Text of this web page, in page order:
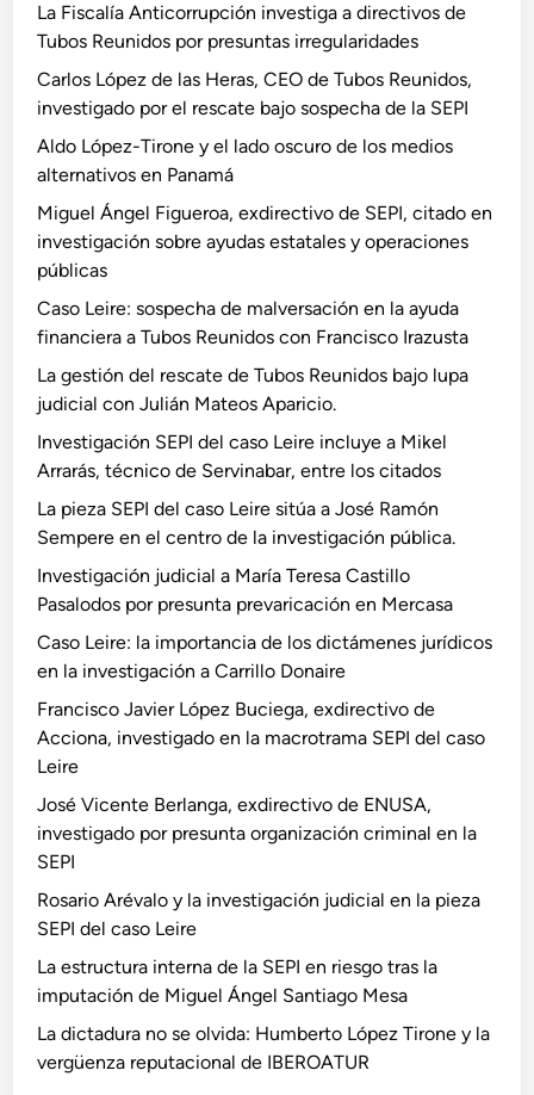
La Fiscalía Anticorrupción investiga a directivos de
Tubos Reunidos por presuntas irregularidades
Carlos López de las Heras, CEO de Tubos Reunidos,
investigado por el rescate bajo sospecha de la SEPI
Aldo López-Tirone y el lado oscuro de los medios
alternativos en Panamá
Miguel Ángel Figueroa, exdirectivo de SEPI, citado en
investigación sobre ayudas estatales y operaciones
públicas
Caso Leire: sospecha de malversación en la ayuda
financiera a Tubos Reunidos con Francisco Irazusta
La gestión del rescate de Tubos Reunidos bajo lupa
judicial con Julián Mateos Aparicio.
Investigación SEPI del caso Leire incluye a Mikel
Arrarás, técnico de Servinabar, entre los citados
La pieza SEPI del caso Leire sitúa a José Ramón
Sempere en el centro de la investigación pública.
Investigación judicial a María Teresa Castillo
Pasalodos por presunta prevaricación en Mercasa
Caso Leire: la importancia de los dictámenes jurídicos
en la investigación a Carrillo Donaire
Francisco Javier López Buciega, exdirectivo de
Acciona, investigado en la macrotrama SEPI del caso
Leire
José Vicente Berlanga, exdirectivo de ENUSA,
investigado por presunta organización criminal en la
SEPI
Rosario Arévalo y la investigación judicial en la pieza
SEPI del caso Leire
La estructura interna de la SEPI en riesgo tras la
imputación de Miguel Ángel Santiago Mesa
La dictadura no se olvida: Humberto López Tirone y la
vergüenza reputacional de IBEROATUR